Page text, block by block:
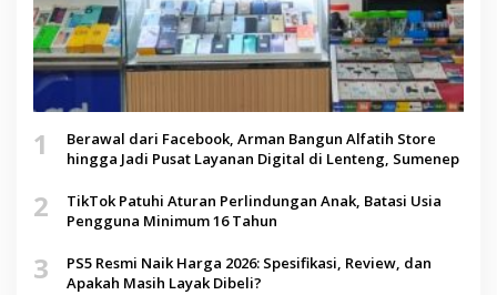
1
Berawal dari Facebook, Arman Bangun Alfatih Store
hingga Jadi Pusat Layanan Digital di Lenteng, Sumenep
2
TikTok Patuhi Aturan Perlindungan Anak, Batasi Usia
Pengguna Minimum 16 Tahun
3
PS5 Resmi Naik Harga 2026: Spesifikasi, Review, dan
Apakah Masih Layak Dibeli?